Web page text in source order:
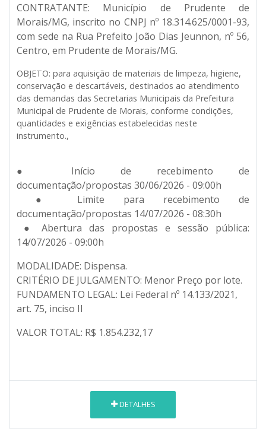
CONTRATANTE: Município de Prudente de
Morais/MG, inscrito no CNPJ nº 18.314.625/0001-93,
com sede na Rua Prefeito João Dias Jeunnon, nº 56,
Centro, em Prudente de Morais/MG.
OBJETO: para aquisição de materiais de limpeza, higiene,
conservação e descartáveis, destinados ao atendimento
das demandas das Secretarias Municipais da Prefeitura
Municipal de Prudente de Morais, conforme condições,
quantidades e exigências estabelecidas neste
instrumento.,
● Início de recebimento de
documentação/propostas 30/06/2026 - 09:00h
● Limite para recebimento de
documentação/propostas 14/07/2026 - 08:30h
● Abertura das propostas e sessão pública:
14/07/2026 - 09:00h
MODALIDADE: Dispensa.
CRITÉRIO DE JULGAMENTO: Menor Preço por lote.
FUNDAMENTO LEGAL: Lei Federal nº 14.133/2021,
art. 75, inciso II
VALOR TOTAL: R$ 1.854.232,17
DETALHES